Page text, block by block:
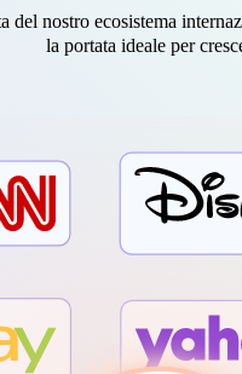
del nostro ecosistema
la portata ideale per